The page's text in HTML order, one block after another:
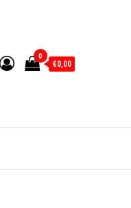
0
€0,00